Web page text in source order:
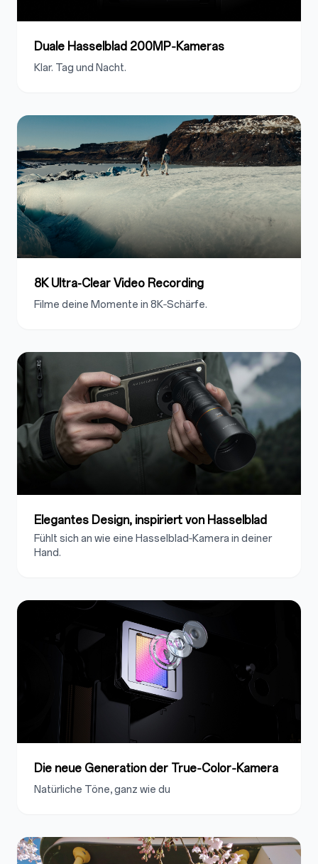
Duale Hasselblad 200MP‑Kameras
Klar. Tag und Nacht.
8K Ultra-Clear Video Recording
Filme deine Momente in 8K‑Schärfe.
Elegantes Design, inspiriert von Hasselblad
Fühlt sich an wie eine Hasselblad‑Kamera in deiner
Hand.
Die neue Generation der True‑Color‑Kamera
Natürliche Töne, ganz wie du